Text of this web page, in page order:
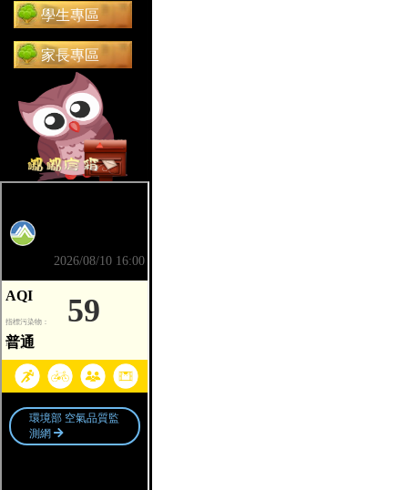
學生專區
家長專區